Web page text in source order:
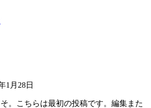
1月28日
そ。こちらは最初の投稿です。編集また